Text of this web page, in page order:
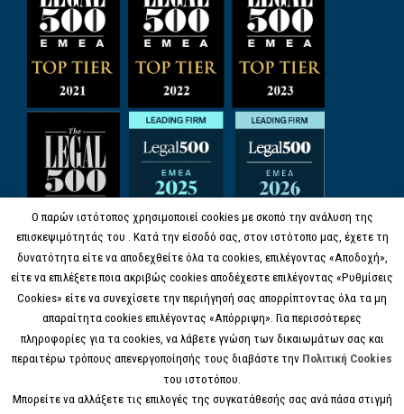
Ο παρών ιστότοπος χρησιμοποιεί cookies με σκοπό την ανάλυση της
επισκεψιμότητάς του . Κατά την είσοδό σας, στον ιστότοπο μας, έχετε τη
δυνατότητα είτε να αποδεχθείτε όλα τα cookies, επιλέγοντας «Αποδοχή»,
είτε να επιλέξετε ποια ακριβώς cookies αποδέχεστε επιλέγοντας «Ρυθμίσεις
Cookies» είτε να συνεχίσετε την περιήγησή σας απορρίπτοντας όλα τα μη
απαραίτητα cookies επιλέγοντας «Απόρριψη». Για περισσότερες
πληροφορίες για τα cookies, να λάβετε γνώση των δικαιωμάτων σας και
περαιτέρω τρόπους απενεργοποίησής τους διαβάστε την Πολιτική Cookies
του ιστοτόπου.
Μπορείτε να αλλάξετε τις επιλογές της συγκατάθεσής σας ανά πάσα στιγμή